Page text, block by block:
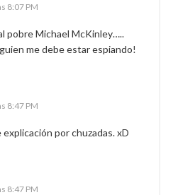
8:07 PM
pobre Michael McKinley…..
me debe estar espiando!
8:47 PM
por chuzadas. xD
8:47 PM